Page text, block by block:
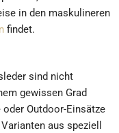
in den maskulineren
findet.
sind nicht
gewissen Grad
Outdoor-Einsätze
aus speziell